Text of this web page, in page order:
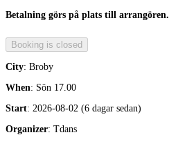
Betalning görs på plats till arrangören.
City: Broby
When: Sön 17.00
Start: 2026-08-02 (6 dagar sedan)
Organizer: Tdans